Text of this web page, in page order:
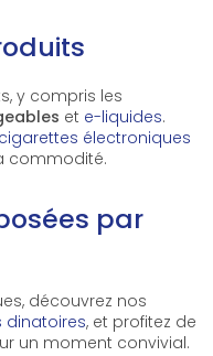
y compris les
et e-liquides.
cigarettes électroniques
commodité.
par
découvrez nos
dinatoires, et profitez de
un moment convivial.